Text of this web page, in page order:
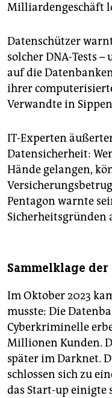
Milliardengeschäft
Datenschützer
solcher DNA-Tests
auf die
ihrer
Verwandte in
IT-Experten
Datensicherheit:
Hände gelangen,
Pentagon warnte
Sicherheitsgründen
Sammelklage
Im Oktober 2023
musste: Die
Cyberkriminelle
Millionen Kunden.
später im Darknet.
schlossen sich zu
das Start-up einigte